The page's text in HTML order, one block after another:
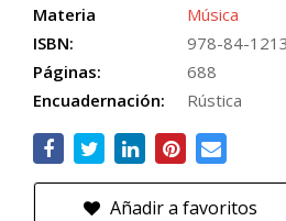
Materia
Música
ISBN:
978-84-
Páginas:
688
Encuadernación:
Rústica
Añadir a favoritos